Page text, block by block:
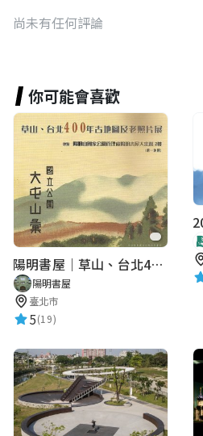
尚未有任何評論
你可能會喜歡
陽明書屋｜草山、台北400年古地圖老照片展｜智慧導覽
陽明書屋
臺北市
5(19)